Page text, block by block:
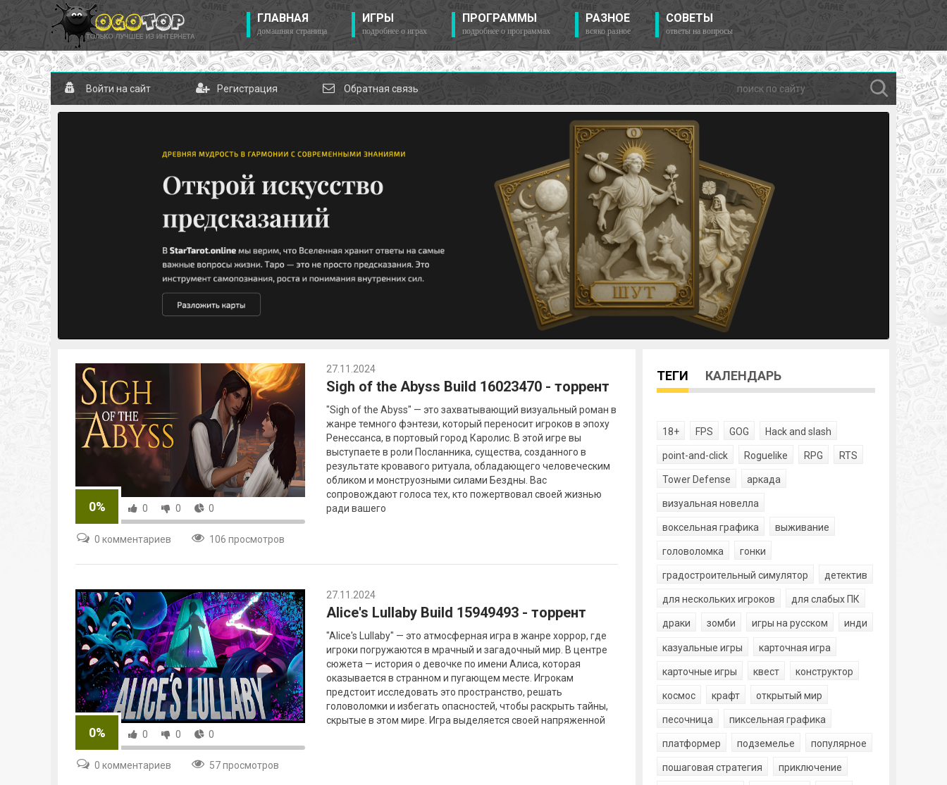
ГЛАВНАЯ
домашняя страница
ИГРЫ
подробнее о играх
ПРОГРАММЫ
подробнее о программах
РАЗНОЕ
всяко разное
СОВЕТЫ
ответы на вопросы
Войти на сайт Регистрация Обратная связь
0% 0 0 0
0 комментариев 106 просмотров
27.11.2024
Sigh of the Abyss Build 16023470 - торрент
"Sigh of the Abyss" — это захватывающий визуальный роман в
жанре темного фэнтези, который переносит игроков в эпоху
Ренессанса, в портовый город Каролис. В этой игре вы
выступаете в роли Посланника, существа, созданного в
результате кровавого ритуала, обладающего человеческим
обликом и монструозными силами Бездны. Вас
сопровождают голоса тех, кто пожертвовал своей жизнью
ради вашего
0% 0 0 0
0 комментариев 57 просмотров
27.11.2024
Alice's Lullaby Build 15949493 - торрент
"Alice's Lullaby" — это атмосферная игра в жанре хоррор, где
игроки погружаются в мрачный и загадочный мир. В центре
сюжета — история о девочке по имени Алиса, которая
оказывается в странном и пугающем месте. Игрокам
предстоит исследовать это пространство, решать
головоломки и избегать опасностей, чтобы раскрыть тайны,
скрытые в этом мире. Игра выделяется своей напряженной
ТЕГИ КАЛЕНДАРЬ
18+ FPS GOG Hack and slash
point-and-click Roguelike RPG RTS
Tower Defense аркада
визуальная новелла
воксельная графика выживание
головоломка гонки
градостроительный симулятор детектив
для нескольких игроков для слабых ПК
драки зомби игры на русском инди
казуальные игры карточная игра
карточные игры квест конструктор
космос крафт открытый мир
песочница пиксельная графика
платформер подземелье популярное
пошаговая стратегия приключение